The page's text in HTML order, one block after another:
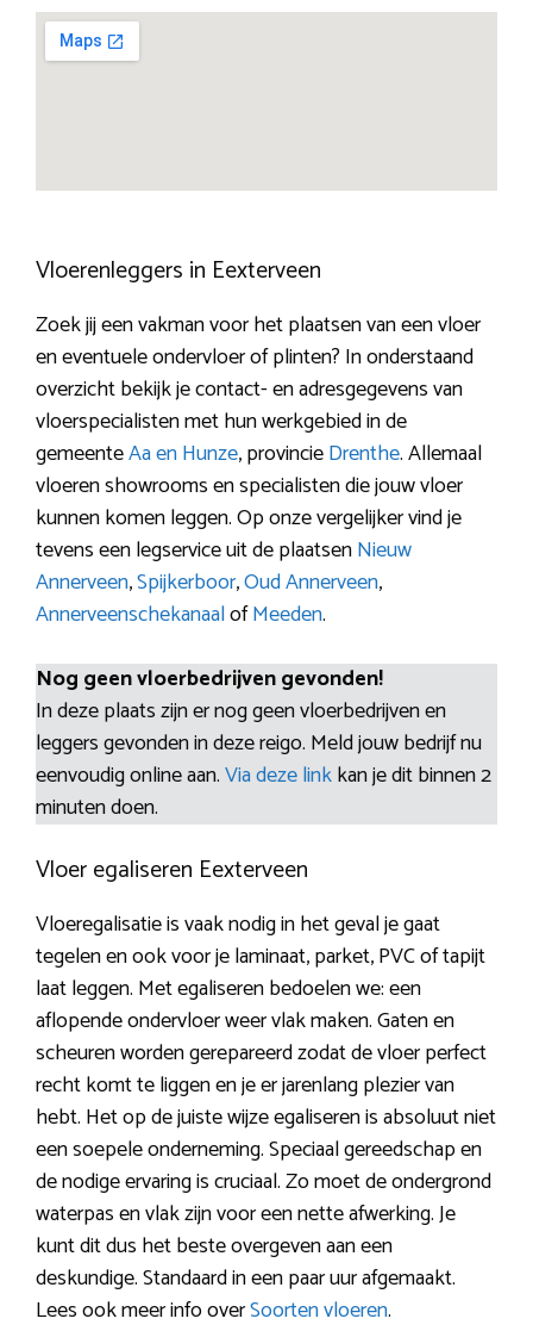
Vloerenleggers in Eexterveen
Zoek jij een vakman voor het plaatsen van een vloer
en eventuele ondervloer of plinten? In onderstaand
overzicht bekijk je contact- en adresgegevens van
vloerspecialisten met hun werkgebied in de
gemeenteAa en Hunze, provincieDrenthe. Allemaal
vloeren showrooms en specialisten die jouw vloer
kunnen komen leggen. Op onze vergelijker vind je
tevens een legservice uit de plaatsenNieuw
Annerveen,Spijkerboor,Oud Annerveen,
AnnerveenschekanaalofMeeden.
Nog geen vloerbedrijven gevonden!
In deze plaats zijn er nog geen vloerbedrijven en
leggers gevonden in deze reigo. Meld jouw bedrijf nu
eenvoudig online aan.Via deze linkkan je dit binnen 2
minuten doen.
Vloer egaliseren Eexterveen
Vloeregalisatie is vaak nodig in het geval je gaat
tegelen en ook voor je laminaat, parket, PVC of tapijt
laat leggen. Met egaliseren bedoelen we: een
aflopende ondervloer weer vlak maken. Gaten en
scheuren worden gerepareerd zodat de vloer perfect
recht komt te liggen en je er jarenlang plezier van
hebt. Het op de juiste wijze egaliseren is absoluut niet
een soepele onderneming. Speciaal gereedschap en
de nodige ervaring is cruciaal. Zo moet de ondergrond
waterpas en vlak zijn voor een nette afwerking. Je
kunt dit dus het beste overgeven aan een
deskundige. Standaard in een paar uur afgemaakt.
Lees ook meer info overSoorten vloeren.